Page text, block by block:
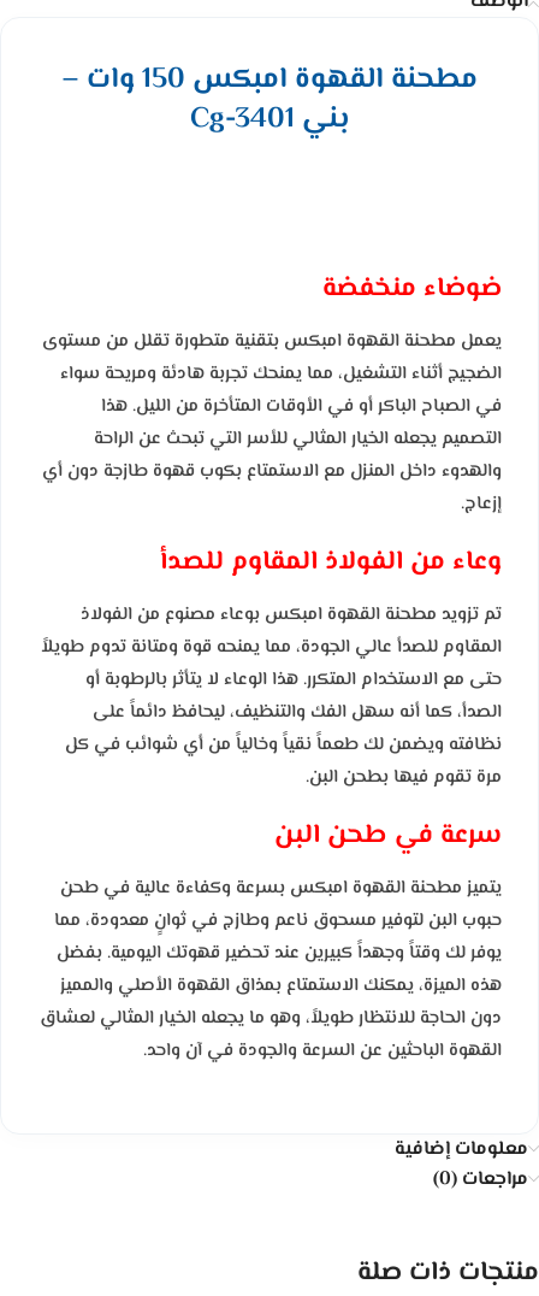
مطحنة القهوة امبكس 150 وات –
بني Cg-3401
ضوضاء منخفضة
يعمل مطحنة القهوة امبكس بتقنية متطورة تقلل من مستوى
الضجيج أثناء التشغيل، مما يمنحك تجربة هادئة ومريحة سواء
في الصباح الباكر أو في الأوقات المتأخرة من الليل. هذا
التصميم يجعله الخيار المثالي للأسر التي تبحث عن الراحة
والهدوء داخل المنزل مع الاستمتاع بكوب قهوة طازجة دون أي
إزعاج.
وعاء من الفولاذ المقاوم للصدأ
تم تزويد مطحنة القهوة امبكس بوعاء مصنوع من الفولاذ
المقاوم للصدأ عالي الجودة، مما يمنحه قوة ومتانة تدوم طويلاً
حتى مع الاستخدام المتكرر. هذا الوعاء لا يتأثر بالرطوبة أو
الصدأ، كما أنه سهل الفك والتنظيف، ليحافظ دائماً على
نظافته ويضمن لك طعماً نقياً وخالياً من أي شوائب في كل
مرة تقوم فيها بطحن البن.
سرعة في طحن البن
يتميز مطحنة القهوة امبكس بسرعة وكفاءة عالية في طحن
حبوب البن لتوفير مسحوق ناعم وطازج في ثوانٍ معدودة، مما
يوفر لك وقتاً وجهداً كبيرين عند تحضير قهوتك اليومية. بفضل
هذه الميزة، يمكنك الاستمتاع بمذاق القهوة الأصلي والمميز
دون الحاجة للانتظار طويلاً، وهو ما يجعله الخيار المثالي لعشاق
القهوة الباحثين عن السرعة والجودة في آن واحد.
معلومات إضافية
مراجعات (0)
منتجات ذات صلة